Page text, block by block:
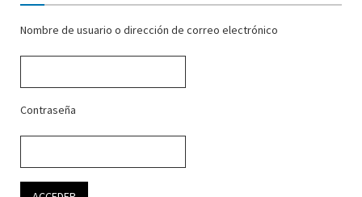
Nombre de usuario o dirección de correo electrónico
Contraseña